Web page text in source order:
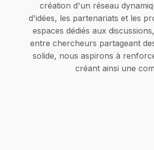
création d'un réseau
d'idées, les partenariats et les
espaces dédiés aux
entre chercheurs partageant
solide, nous aspirons à
créant ainsi une